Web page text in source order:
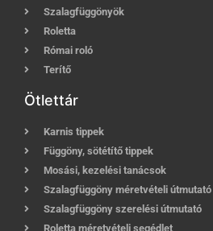
Szalagfüggönyök
Roletta
Római roló
Terítő
Ötlettár
Karnis tippek
Függöny, sötétítő tippek
Mosási, kezelési tanácsok
Szalagfüggöny méretvételi útmutató
Szalagfüggöny szerelési útmutató
Roletta méretvételi segédlet